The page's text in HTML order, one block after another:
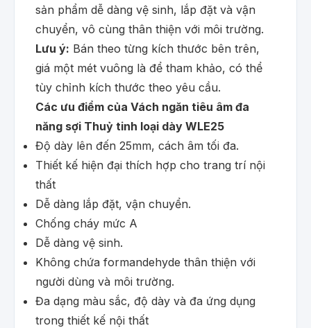
sản phẩm dễ dàng vệ sinh, lắp đặt và vận
chuyển, vô cùng thân thiện với môi trường.
Lưu ý: Bán theo từng kích thước bên trên,
giá một mét vuông là để tham khảo, có thể
tùy chỉnh kích thước theo yêu cầu.
Các ưu điểm của Vách ngăn tiêu âm đa
năng sợi Thuỷ tinh loại dày WLE25
Độ dày lên đến 25mm, cách âm tối đa.
Thiết kế hiện đại thích hợp cho trang trí nội
thất
Dễ dàng lắp đặt, vận chuyển.
Chống cháy mức A
Dễ dàng vệ sinh.
Không chứa formandehyde thân thiện với
người dùng và môi trường.
Đa dạng màu sắc, độ dày và đa ứng dụng
trong thiết kế nội thất